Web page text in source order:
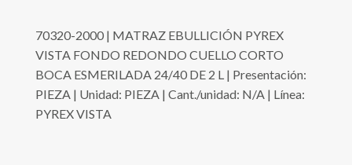
70320-2000 | MATRAZ EBULLICIÓN PYREX
VISTA FONDO REDONDO CUELLO CORTO
BOCA ESMERILADA 24/40 DE 2 L | Presentación:
PIEZA | Unidad: PIEZA | Cant./unidad: N/A | Línea:
PYREX VISTA